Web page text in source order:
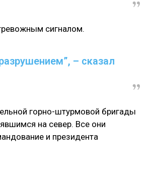
сигналом.
– сказал
горно-штурмовой бригады
на север. Все они
и президента